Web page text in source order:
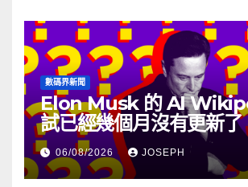
數碼界新聞
Elon Musk 的 AI
試已經幾個月沒有更新了
06/08/2026 JOSEPH